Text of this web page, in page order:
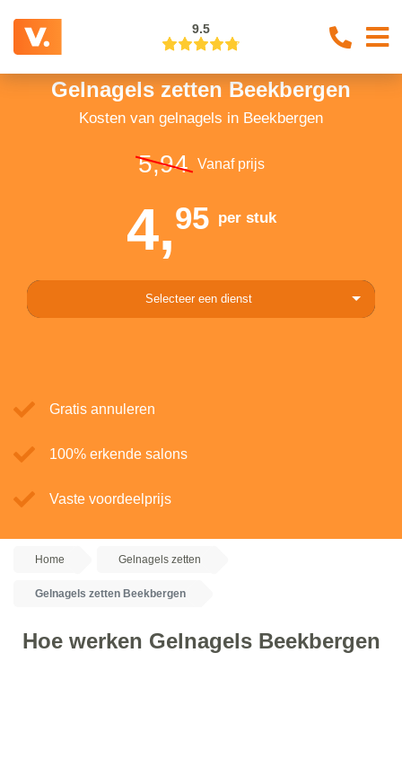
9.5
Gelnagels zetten Beekbergen
Kosten van gelnagels in Beekbergen
5,94 Vanaf prijs
4,95per stuk
Selecteer een dienst
Gratis annuleren
100% erkende salons
Vaste voordeelprijs
Home Gelnagels zetten
Gelnagels zetten Beekbergen
Hoe werken Gelnagels Beekbergen